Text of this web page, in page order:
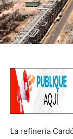
La refinería